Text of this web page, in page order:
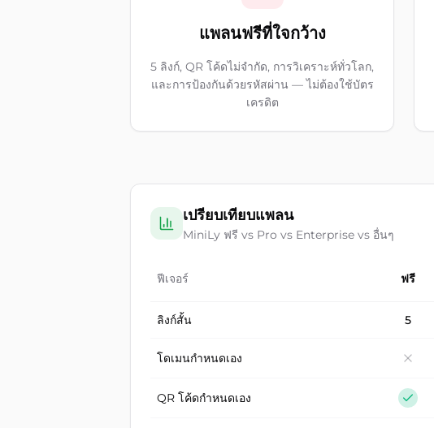
แพลนฟรีที่ใจกว้าง
5 ลิงก์, QR โค้ดไม่จำกัด, การวิเคราะห์ทั่วโลก,
และการป้องกันด้วยรหัสผ่าน — ไม่ต้องใช้บัตร
เครดิต
เปรียบเทียบแพลน
MiniLy ฟรี vs Pro vs Enterprise vs อื่นๆ
ฟีเจอร์ ฟรี
ลิงก์สั้น 5
โดเมนกำหนดเอง
QR โค้ดกำหนดเอง